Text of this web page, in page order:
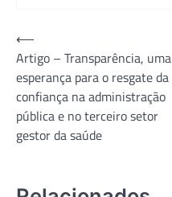
Navegação
de
Post
⟵
Artigo – Transparência, uma
esperança para o resgate da
confiança na administração
pública e no terceiro setor
gestor da saúde